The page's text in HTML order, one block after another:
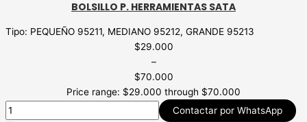
BOLSILLO P. HERRAMIENTAS SATA
Tipo: PEQUEÑO 95211, MEDIANO 95212, GRANDE 95213
$29.000
–
$70.000
Price range: $29.000 through $70.000
Contactar por WhatsApp